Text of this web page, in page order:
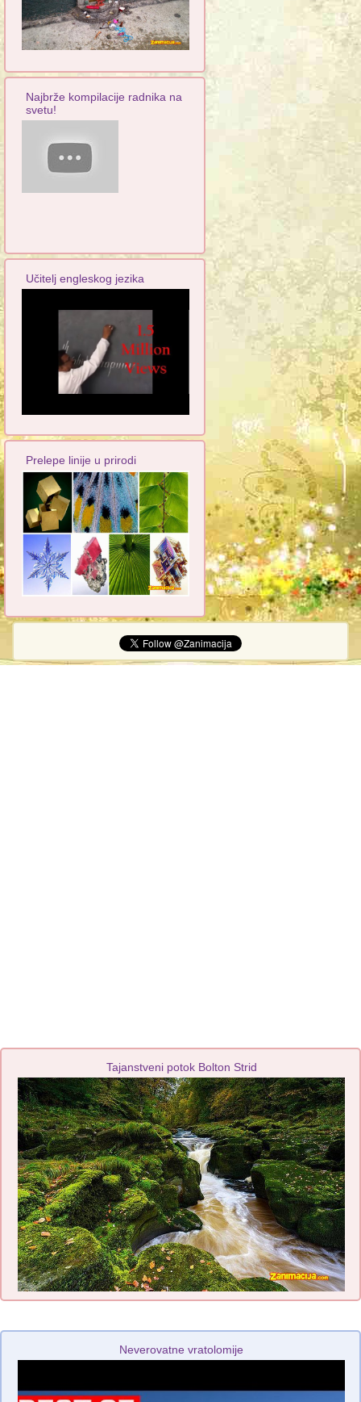
Najbrže kompilacije radnika na
svetu!
Učitelj engleskog jezika
Prelepe linije u prirodi
Tajanstveni potok Bolton Strid
Neverovatne vratolomije